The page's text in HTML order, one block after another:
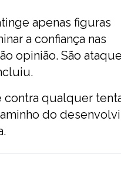
apenas figuras
a confiança nas
opinião. São
contra qualquer
do